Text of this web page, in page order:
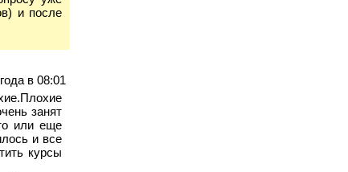
и после
в 08:01
занят
или еще
и все
курсы